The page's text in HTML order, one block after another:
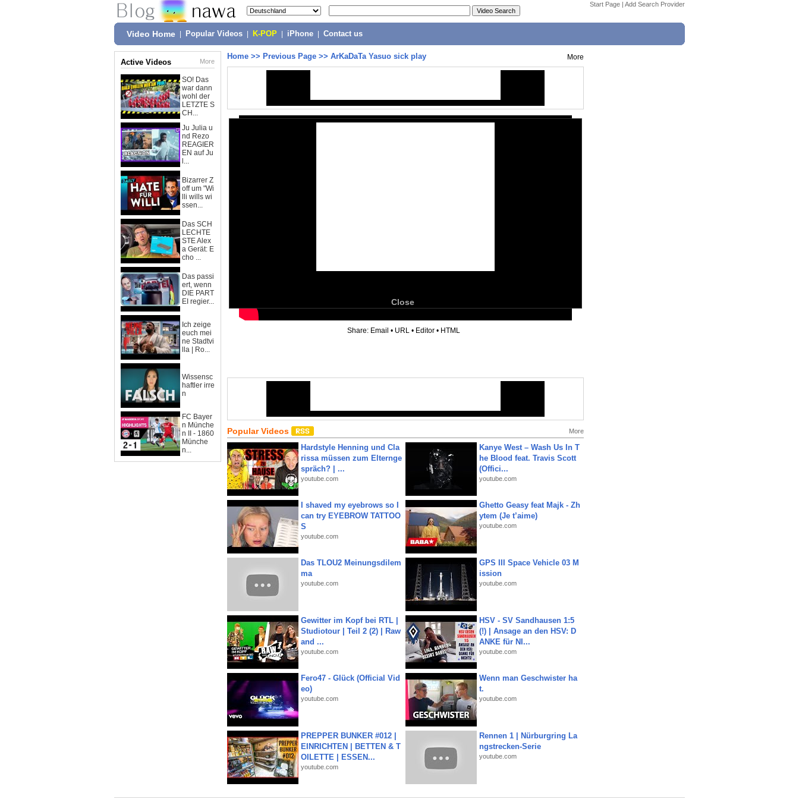
Start Page | Add Search Provider
Video Home Popular Videos K-POP iPhone Contact us
Active Videos More
SO! Das
war dann
wohl der
LETZTE S
CH...
Ju Julia u
nd Rezo
REAGIER
EN auf Ju
l...
Bizarrer Z
off um "Wi
lli wills wi
ssen...
Das SCH
LECHTE
STE Alex
a Gerät: E
cho ...
Das passi
ert, wenn
DIE PART
EI regier...
Ich zeige
euch mei
ne Stadtvi
lla | Ro...
Wissensc
haftler irre
n
FC Bayer
n Münche
n II - 1860
Münche
n...
Home >> Previous Page >> ArKaDaTa Yasuo sick play More
Close
Share: Email • URL • Editor • HTML
Popular Videos More
Hardstyle Henning und Cla
rissa müssen zum Elternge
spräch? | ...
youtube.com
Kanye West – Wash Us In T
he Blood feat. Travis Scott
(Offici...
youtube.com
I shaved my eyebrows so I
can try EYEBROW TATTOO
S
youtube.com
Ghetto Geasy feat Majk - Zh
ytem (Je t’aime)
youtube.com
Das TLOU2 Meinungsdilem
ma
youtube.com
GPS III Space Vehicle 03 M
ission
youtube.com
Gewitter im Kopf bei RTL |
Studiotour | Teil 2 (2) | Raw
and ...
youtube.com
HSV - SV Sandhausen 1:5
(!) | Ansage an den HSV: D
ANKE für NI...
youtube.com
Fero47 - Glück (Official Vid
eo)
youtube.com
Wenn man Geschwister ha
t.
youtube.com
PREPPER BUNKER #012 |
EINRICHTEN | BETTEN & T
OILETTE | ESSEN...
youtube.com
Rennen 1 | Nürburgring La
ngstrecken-Serie
youtube.com